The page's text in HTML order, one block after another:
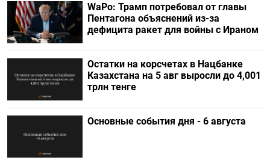
WaPo: Трамп потребовал от главы
Пентагона объяснений из-за
дефицита ракет для войны с Ираном
Остатки на корсчетах в Нацбанке
Казахстана на 5 авг выросли до 4,001
трлн тенге
Основные события дня - 6 августа